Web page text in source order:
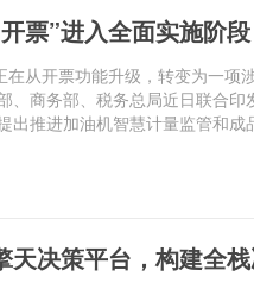
票”进入全面实施阶
在从开票功能升级，转变为一项
、商务部、税务总局近日联合
出推进加油机智慧计量监管和成
天决策平台，构建全